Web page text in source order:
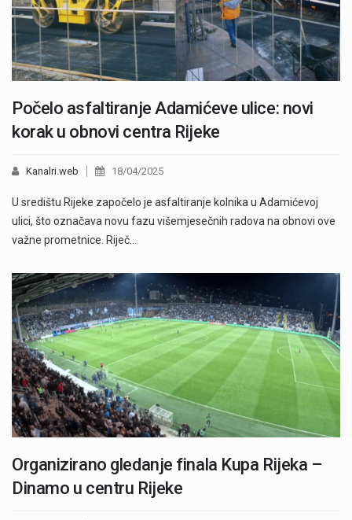
Počelo asfaltiranje Adamićeve ulice: novi
korak u obnovi centra Rijeke
Kanalri.web 18/04/2025
U središtu Rijeke započelo je asfaltiranje kolnika u Adamićevoj
ulici, što označava novu fazu višemjesečnih radova na obnovi ove
važne prometnice. Riječ…
Organizirano gledanje finala Kupa Rijeka –
Dinamo u centru Rijeke